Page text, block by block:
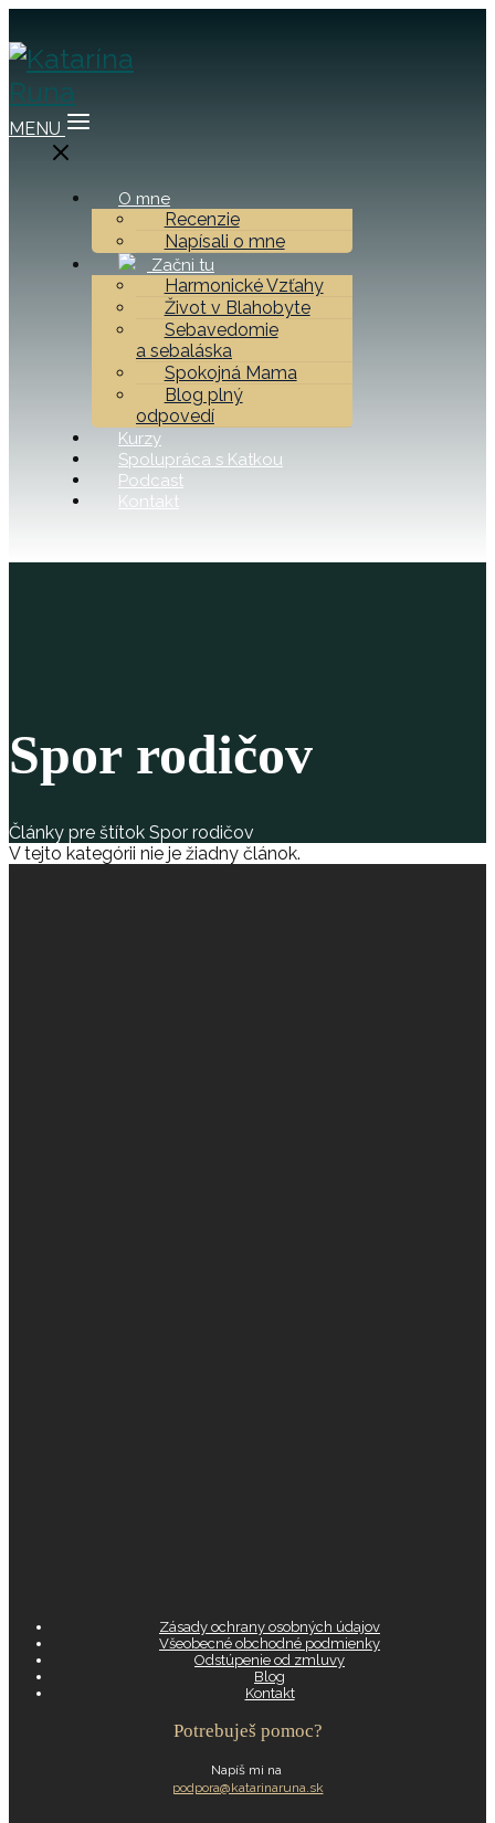
MENU
O mne
Recenzie
Napísali o mne
Začni tu
Harmonické Vzťahy
Život v Blahobyte
Sebavedomie
a sebaláska
Spokojná Mama
Blog plný
odpovedí
Kurzy
Spolupráca s Katkou
Podcast
Kontakt
Spor rodičov
Články pre štítok Spor rodičov
V tejto kategórii nie je žiadny článok.
Zásady ochrany osobných údajov
Všeobecné obchodné podmienky
Odstúpenie od zmluvy
Blog
Kontakt
Potrebuješ pomoc?
Napíš mi na
podpora@katarinaruna.sk